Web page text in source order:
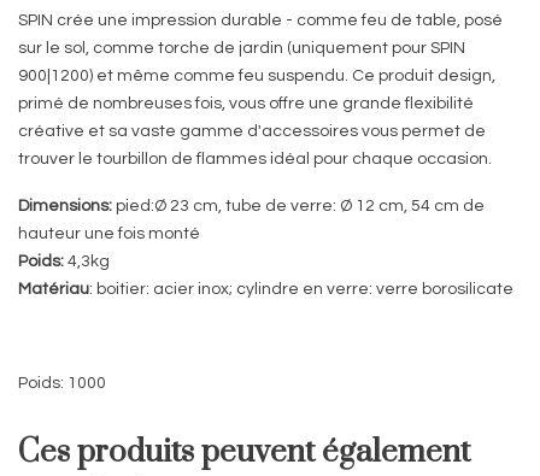
SPIN crée une impression durable - comme feu de table, posé
sur le sol, comme torche de jardin (uniquement pour SPIN
900|1200) et même comme feu suspendu. Ce produit design,
primé de nombreuses fois, vous offre une grande flexibilité
créative et sa vaste gamme d'accessoires vous permet de
trouver le tourbillon de flammes idéal pour chaque occasion.
Dimensions: pied:Ø 23 cm, tube de verre: Ø 12 cm, 54 cm de
hauteur une fois monté
Poids: 4,3kg
Matériau: boitier: acier inox; cylindre en verre: verre borosilicate
Poids: 1000
Ces produits peuvent également